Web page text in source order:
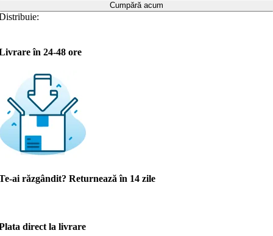
Cumpără acum
în 24-48 ore
ai răzgândit? Returnează în 14 zile
direct la livrare